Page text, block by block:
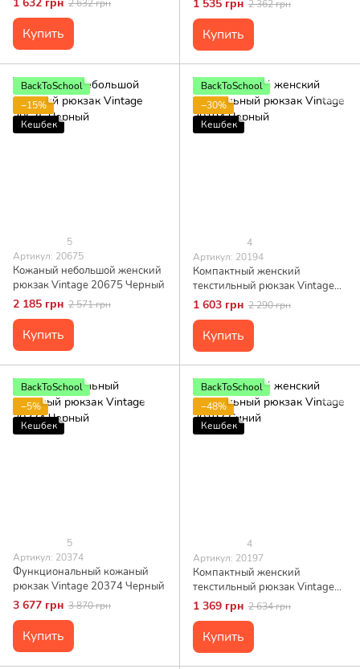
2 632 грн
Купить
1 535 грн 2 362 грн
Купить
BackToSchool
−15%
Кешбек
5
Артикул: 20675
Кожаный небольшой женский
рюкзак Vintage 20675 Черный
2 185 грн 2 571 грн
Купить
BackToSchool
−30%
Кешбек
4
Артикул: 20194
Компактный женский
текстильный рюкзак Vintage
20194 Черный
1 603 грн 2 290 грн
Купить
BackToSchool
−5%
Кешбек
5
Артикул: 20374
Функциональный кожаный
рюкзак Vintage 20374 Черный
3 677 грн 3 870 грн
Купить
BackToSchool
−48%
Кешбек
4
Артикул: 20197
Компактный женский
текстильный рюкзак Vintage
20197 Синий
1 369 грн 2 634 грн
Купить